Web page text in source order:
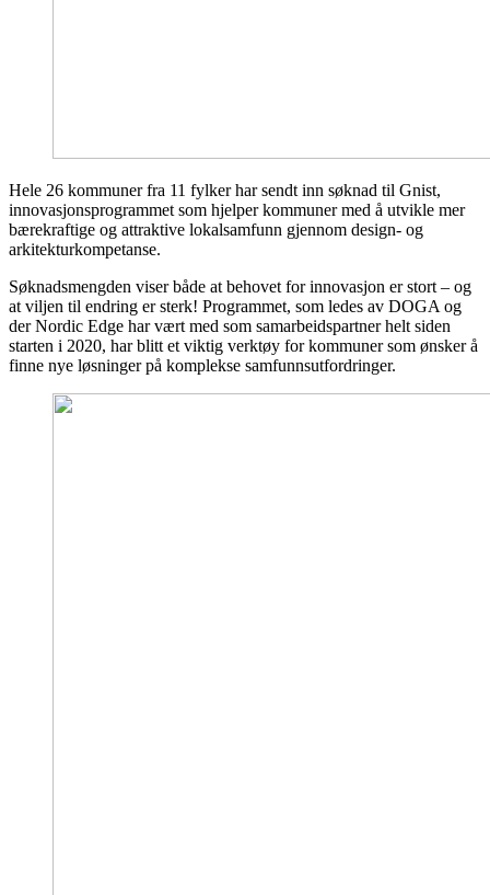
Hele 26 kommuner fra 11 fylker har sendt inn søknad til Gnist,
innovasjonsprogrammet som hjelper kommuner med å utvikle mer
bærekraftige og attraktive lokalsamfunn gjennom design- og
arkitekturkompetanse.
Søknadsmengden viser både at behovet for innovasjon er stort – og
at viljen til endring er sterk! Programmet, som ledes av DOGA og
der Nordic Edge har vært med som samarbeidspartner helt siden
starten i 2020, har blitt et viktig verktøy for kommuner som ønsker å
finne nye løsninger på komplekse samfunnsutfordringer.